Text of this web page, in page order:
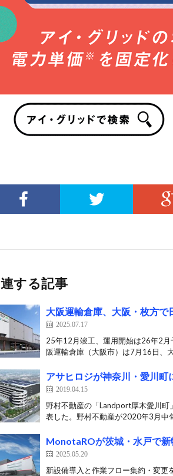
関連する記事
大阪運輸倉庫、大阪・枚方
2025.07.17
25年12月竣工、運用開始は26年2
阪運輸倉庫（大阪市）は7月16日、
アサヒロジが神奈川・愛川町
2019.04.15
野村不動産の「Landport厚木愛川
表した。野村不動産が2020年3月中
MonotaROが茨城・水戸で
2025.05.20
新設備導入と作業フロー集約・変更